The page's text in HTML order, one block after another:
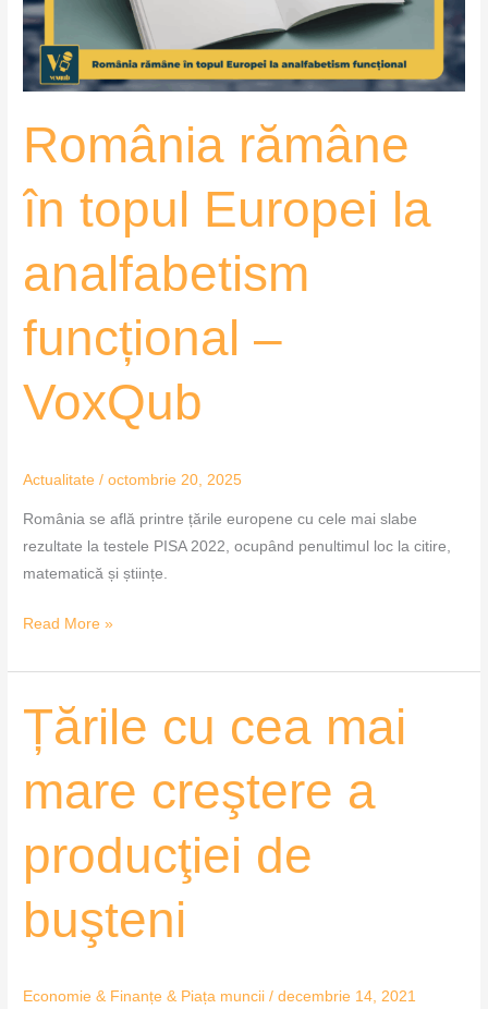
România rămâne
în topul Europei la
analfabetism
funcțional –
VoxQub
Actualitate /octombrie 20, 2025
România se află printre țările europene cu cele mai slabe
rezultate la testele PISA 2022, ocupând penultimul loc la citire,
matematică și științe.
analfabetism
funcțional
–
Read More »
Țările cu cea mai
mare creştere a
producţiei de
buşteni
Economie & Finanțe & Piața muncii /decembrie 14, 2021
Țările
mai
creştere
a
producţiei
de